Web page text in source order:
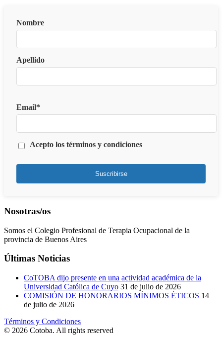
Nombre
Apellido
Email*
Acepto los términos y condiciones
Suscribirse
Nosotras/os
Somos el Colegio Profesional de Terapia Ocupacional de la
provincia de Buenos Aires
Últimas Noticias
CoTOBA dijo presente en una actividad académica de la
Universidad Católica de Cuyo 31 de julio de 2026
COMISIÓN DE HONORARIOS MÍNIMOS ÉTICOS 14
de julio de 2026
Términos y Condiciones
© 2026 Cotoba. All rights reserved